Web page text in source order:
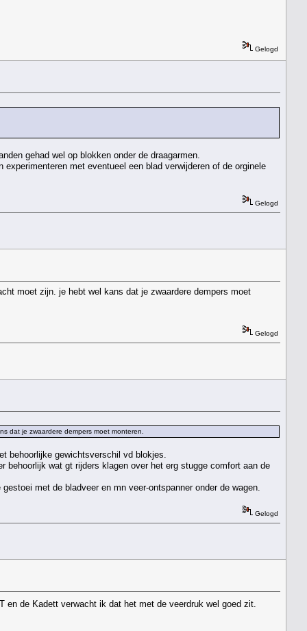
Gelogd
gehad wel op blokken onder de draagarmen.
met eventueel een blad verwijderen of de orginele
Gelogd
moet zijn. je hebt wel kans dat je zwaardere dempers moet
Gelogd
dat je zwaardere dempers moet monteren.
behoorlijke gewichtsverschil vd blokjes.
wat gt rijders klagen over het erg stugge comfort aan de
met de bladveer en mn veer-ontspanner onder de wagen.
Gelogd
en de Kadett verwacht ik dat het met de veerdruk wel goed zit.